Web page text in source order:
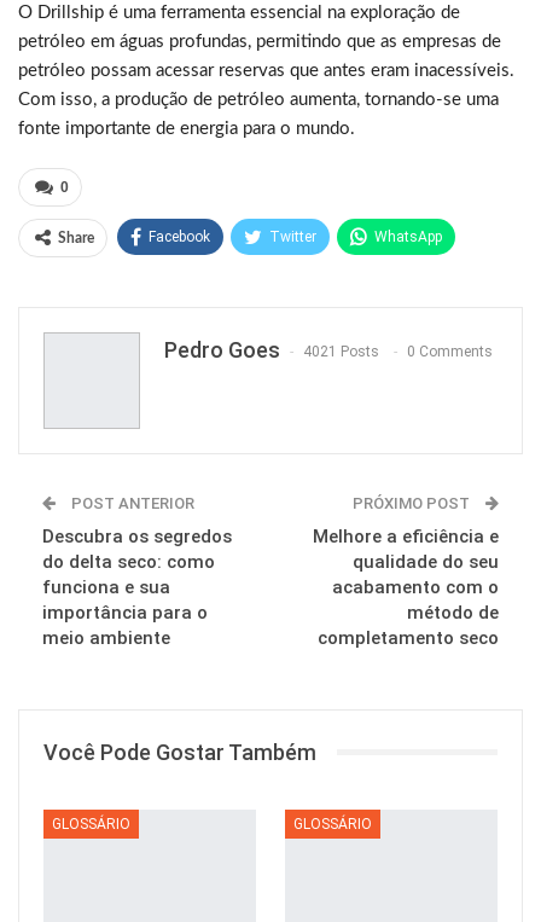
O Drillship é uma ferramenta essencial na exploração de
petróleo em águas profundas, permitindo que as empresas de
petróleo possam acessar reservas que antes eram inacessíveis.
Com isso, a produção de petróleo aumenta, tornando-se uma
fonte importante de energia para o mundo.
0
Share Facebook Twitter WhatsApp
Pedro Goes 4021 Posts 0 Comments
POST ANTERIOR
Descubra os segredos
do delta seco: como
funciona e sua
importância para o
meio ambiente
PRÓXIMO POST
Melhore a eficiência e
qualidade do seu
acabamento com o
método de
completamento seco
Você Pode Gostar Também
GLOSSÁRIO GLOSSÁRIO